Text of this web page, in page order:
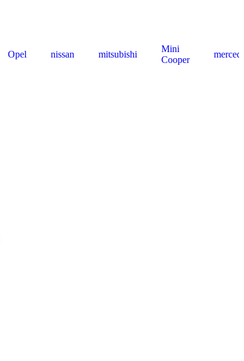
Opel nissan mitsubishi
Mini
Cooper